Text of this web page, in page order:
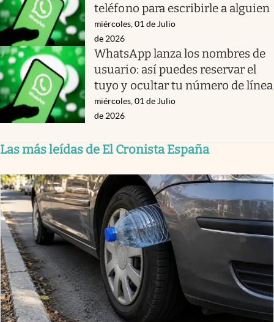
teléfono para escribirle a alguien
miércoles, 01 de Julio
de 2026
WhatsApp lanza los nombres de
usuario: así puedes reservar el
tuyo y ocultar tu número de línea
miércoles, 01 de Julio
de 2026
Las más leídas de El Cronista España